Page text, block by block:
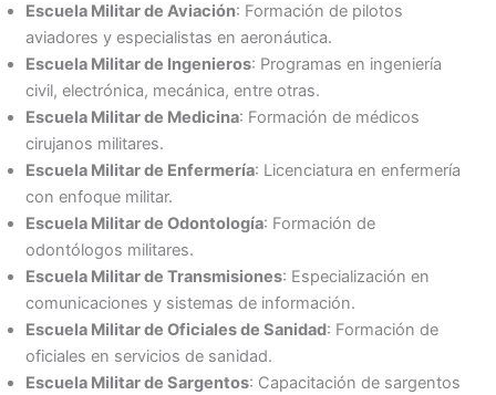
Escuela Militar de Aviación: Formación de pilotos
aviadores y especialistas en aeronáutica.
Escuela Militar de Ingenieros: Programas en ingeniería
civil, electrónica, mecánica, entre otras.
Escuela Militar de Medicina: Formación de médicos
cirujanos militares.
Escuela Militar de Enfermería: Licenciatura en enfermería
con enfoque militar.
Escuela Militar de Odontología: Formación de
odontólogos militares.
Escuela Militar de Transmisiones: Especialización en
comunicaciones y sistemas de información.
Escuela Militar de Oficiales de Sanidad: Formación de
oficiales en servicios de sanidad.
Escuela Militar de Sargentos: Capacitación de sargentos